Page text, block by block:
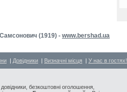
(1919) - www.bershad.ua
| Довідники | Визначні місця | У нас в гостях!
безкоштовні оголошення,